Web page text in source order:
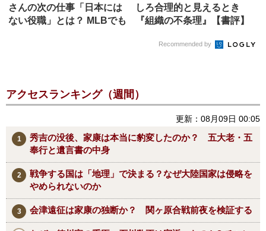
さんの次の仕事「日本には
ない役職」とは？ MLBでも
しろ合理的と見えるとき
『組織の不条理』【書評】
Recommended by
アクセスランキング（週間）
更新：08月09日 00:05
秀吉の没後、家康は本当に豹変したのか？ 五大老・五
奉行と遺言書の中身
戦争する国は「地理」で決まる？なぜ大陸国家は侵略を
やめられないのか
会津遠征は家康の独断か？ 関ヶ原合戦前夜を検証する